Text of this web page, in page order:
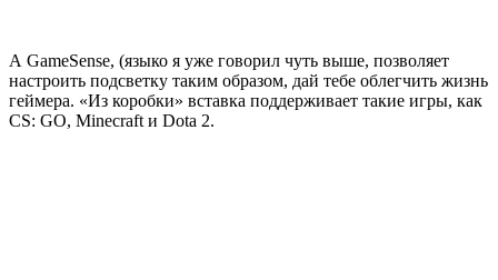
А GameSense, (языко я уже говорил чуть выше, позволяет
настроить подсветку таким образом, дай тебе облегчить жизнь
геймера. «Из коробки» вставка поддерживает такие игры, как
CS: GO, Minecraft и Dota 2.